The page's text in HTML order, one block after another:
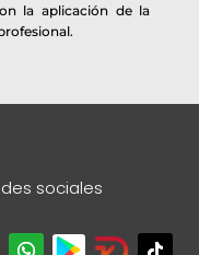
la aplicación de la
sociales